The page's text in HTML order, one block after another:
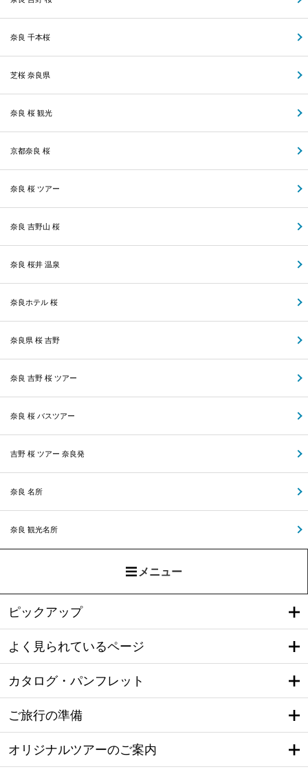
奈良 千本桜
芝桜 奈良県
奈良 桜 観光
京都奈良 桜
奈良 桜 ツアー
奈良 吉野山 桜
奈良 桜井 温泉
奈良ホテル 桜
奈良県 桜 吉野
奈良 吉野 桜 ツアー
奈良 桜 バスツアー
吉野 桜 ツアー 奈良発
奈良 名所
奈良 観光名所
メニュー
ピックアップ
よく見られているページ
カタログ・パンフレット
ご旅行の準備
オリジナルツアーのご案内